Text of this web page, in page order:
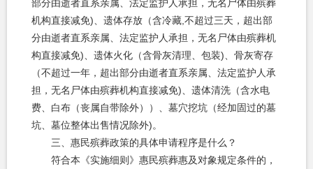
部分由逝者直系亲属、法定监护人承担，无名尸体由殡葬
机构直接减免)、遗体存放（含冷藏,不超过三天，超出部
分由逝者直系亲属、法定监护人承担，无名尸体由殡葬机
构直接减免)、遗体火化（含骨灰清理、包装)、骨灰寄存
（不超过一年，超出部分由逝者直系亲属、法定监护人承
担，无名尸体由殡葬机构直接减免)、遗体清洗（含水电
费、白布（丧属自带除外））、墓穴挖坑（经加固过的墓
坑、墓位整体出售情况除外)。
三、惠民殡葬政策的具体申请程序是什么？
符合本《实施细则》惠民殡葬惠及对象规定条件的，